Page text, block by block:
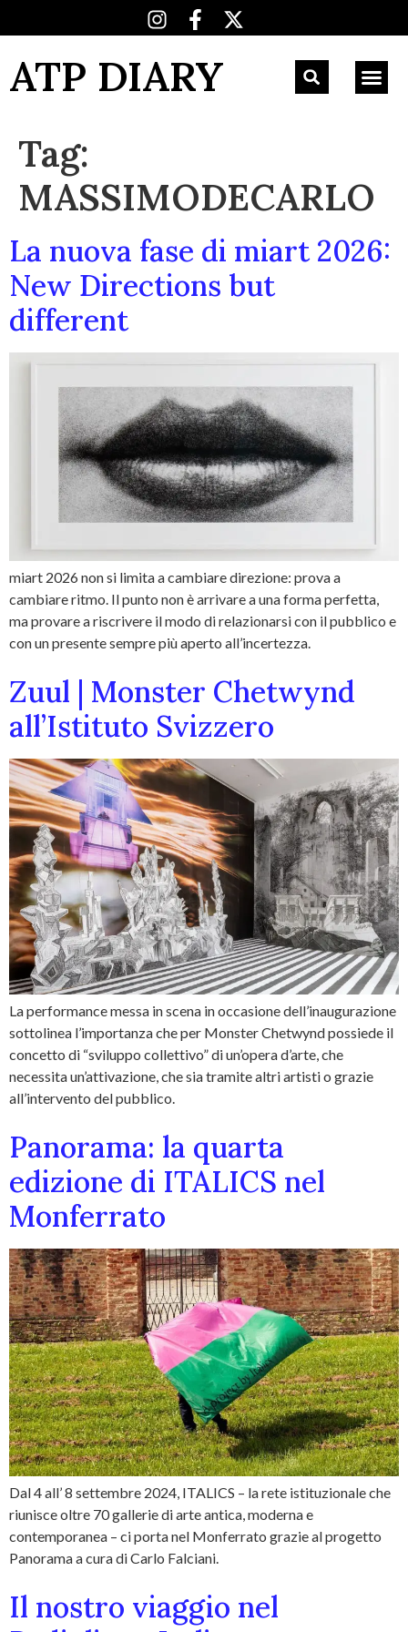
ATP DIARY
Tag:
MASSIMODECARLO
La nuova fase di miart 2026:
New Directions but
different
miart 2026 non si limita a cambiare direzione: prova a
cambiare ritmo. Il punto non è arrivare a una forma perfetta,
ma provare a riscrivere il modo di relazionarsi con il pubblico e
con un presente sempre più aperto all’incertezza.
Zuul | Monster Chetwynd
all’Istituto Svizzero
La performance messa in scena in occasione dell’inaugurazione
sottolinea l’importanza che per Monster Chetwynd possiede il
concetto di “sviluppo collettivo” di un’opera d’arte, che
necessita un’attivazione, che sia tramite altri artisti o grazie
all’intervento del pubblico.
Panorama: la quarta
edizione di ITALICS nel
Monferrato
Dal 4 all’ 8 settembre 2024, ITALICS – la rete istituzionale che
riunisce oltre 70 gallerie di arte antica, moderna e
contemporanea – ci porta nel Monferrato grazie al progetto
Panorama a cura di Carlo Falciani.
Il nostro viaggio nel